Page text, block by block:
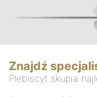
Znajdź
Plebiscyt skupia